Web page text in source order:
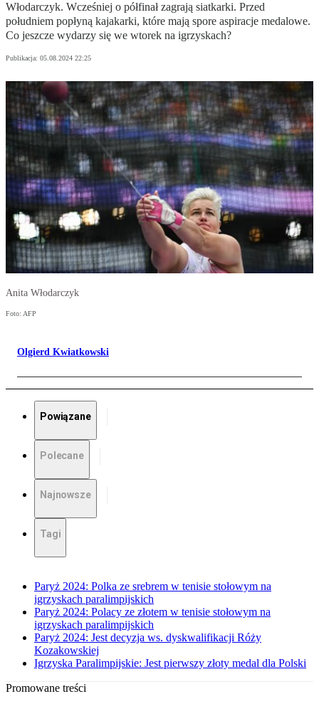
Włodarczyk. Wcześniej o półfinał zagrają siatkarki. Przed
południem popłyną kajakarki, które mają spore aspiracje medalowe.
Co jeszcze wydarzy się we wtorek na igrzyskach?
Publikacja: 05.08.2024 22:25
Anita Włodarczyk
Foto: AFP
Olgierd Kwiatkowski
Powiązane
Polecane
Najnowsze
Tagi
Paryż 2024: Polka ze srebrem w tenisie stołowym na
igrzyskach paralimpijskich
Paryż 2024: Polacy ze złotem w tenisie stołowym na
igrzyskach paralimpijskich
Paryż 2024: Jest decyzja ws. dyskwalifikacji Róży
Kozakowskiej
Igrzyska Paralimpijskie: Jest pierwszy złoty medal dla Polski
Promowane treści